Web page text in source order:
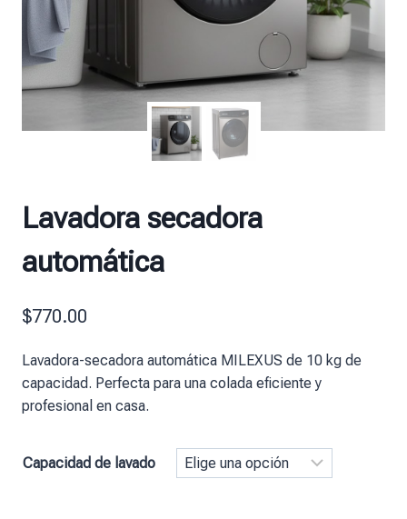
Lavadora secadora
automática
$770.00
Lavadora-secadora automática MILEXUS de 10 kg de
capacidad. Perfecta para una colada eficiente y
profesional en casa.
Capacidad de lavado